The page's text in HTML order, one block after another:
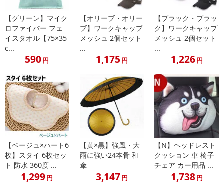
【グリーン】マイク
ロファイバー フェ
イスタオル【75×35
c...
590円
【オリーブ・オリー
ブ】ワークキャップ
メッシュ 2個セット
...
1,175 円
【ブラック・ブラッ
ク】ワークキャップ
メッシュ 2個セット
...
1,226円
【ベージュ×ハート6
枚】スタイ 6枚セッ
ト 防水 360度 ...
1,299円
【黄×黒】強風・大
雨に強い24本骨 和
傘
3,147円
【N】ヘッドレスト
クッション 車 椅子
チェア カー用品 ...
1,738円